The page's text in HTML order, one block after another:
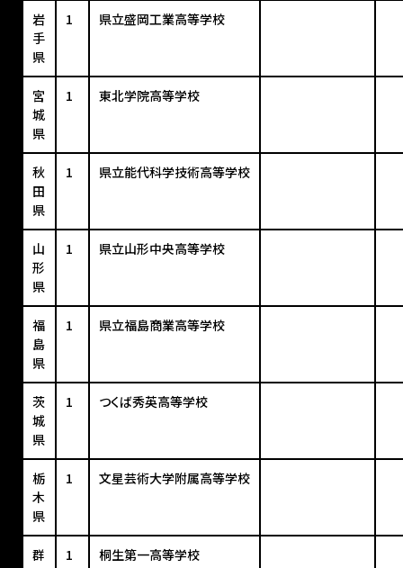
岩
手
県
1 県立盛岡工業高等学校
宮
城
県
1 東北学院高等学校
秋
田
県
1 県立能代科学技術高等学校
山
形
県
1 県立山形中央高等学校
福
島
県
1 県立福島商業高等学校
茨
城
県
1 つくば秀英高等学校
栃
木
県
1 文星芸術大学附属高等学校
群
1 桐生第一高等学校